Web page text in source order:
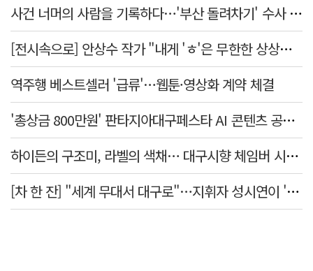
사건 너머의 사람을 기록하다…'부산 돌려차기' 수사 검사의 15년
[전시속으로] 안상수 작가 "내게 'ㅎ'은 무한한 상상을 일으키는 촉매"
역주행 베스트셀러 '급류'…웹툰·영상화 계약 체결
'총상금 800만원' 판타지아대구페스타 AI 콘텐츠 공모전 개최
하이든의 구조미, 라벨의 색채… 대구시향 체임버 시리즈 '주제와 색채'
[차 한 잔] "세계 무대서 대구로"…지휘자 성시연이 '유스 오케스트라'와 만든 무대